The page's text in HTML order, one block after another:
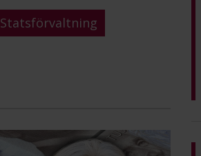
Statsförvaltning